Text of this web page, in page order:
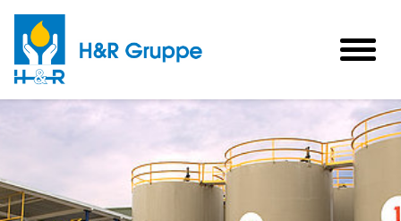
Skip to main content